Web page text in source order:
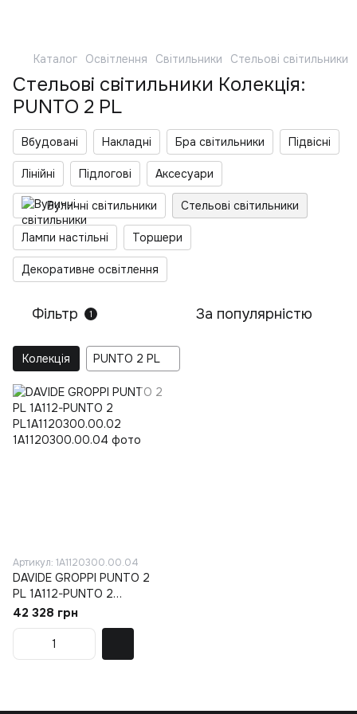
Каталог Освітлення Світильники Стельові світильники
Стельові світильники Колекція:
PUNTO 2 PL
Вбудовані Накладні Бра світильники Підвісні
Лінійні Підлогові Аксесуари
Вуличні світильники Стельові світильники
Лампи настільні Торшери
Декоративне освітлення
Фільтр 1 За популярністю
Колекція PUNTO 2 PL
Артикул: 1A1120300.00.04
DAVIDE GROPPI PUNTO 2
PL 1A112-PUNTO 2
PL1A1120300.00.02
42 328 грн